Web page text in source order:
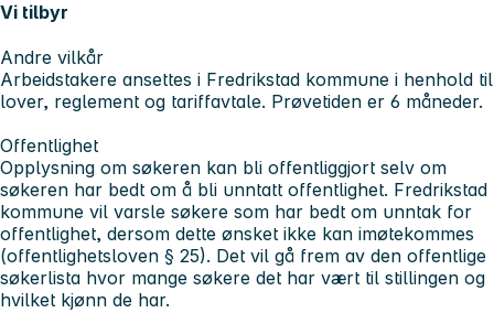
Vi tilbyr
Andre vilkår
Arbeidstakere ansettes i Fredrikstad kommune i henhold til
lover, reglement og tariffavtale. Prøvetiden er 6 måneder.
Offentlighet
Opplysning om søkeren kan bli offentliggjort selv om
søkeren har bedt om å bli unntatt offentlighet. Fredrikstad
kommune vil varsle søkere som har bedt om unntak for
offentlighet, dersom dette ønsket ikke kan imøtekommes
(offentlighetsloven § 25). Det vil gå frem av den offentlige
søkerlista hvor mange søkere det har vært til stillingen og
hvilket kjønn de har.